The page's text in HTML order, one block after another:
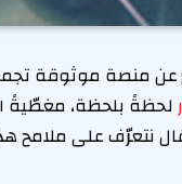
عن منصة موثوقة
لحظةً بلحظة، مغطّيةً
نتعرّف على ملامح